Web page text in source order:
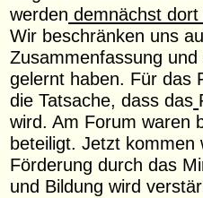
werden demnächst
Wir beschränken uns
Zusammenfassung
gelernt haben. Für das
die Tatsache, dass das
wird. Am Forum waren
beteiligt. Jetzt kommen
Förderung durch das
und Bildung wird